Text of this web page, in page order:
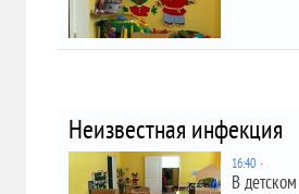
Неизвестная инфекция
16:40 ∙
В